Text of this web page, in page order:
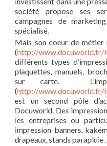
société propose ses
campagnes de
spécialisé.
Mais son coeur de métier
(http://www.docuworld.fr/
différents types
plaquettes, manuels,
sur carte.
(http://www.docuworld.fr/
est un second pôle
Docuworld. Des
les entreprises ou
impression banners,
drapeaux, stands parapluie